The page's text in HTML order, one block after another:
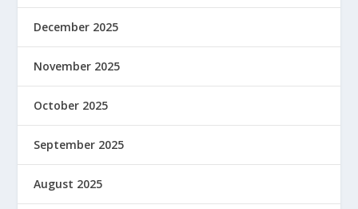
December 2025
November 2025
October 2025
September 2025
August 2025